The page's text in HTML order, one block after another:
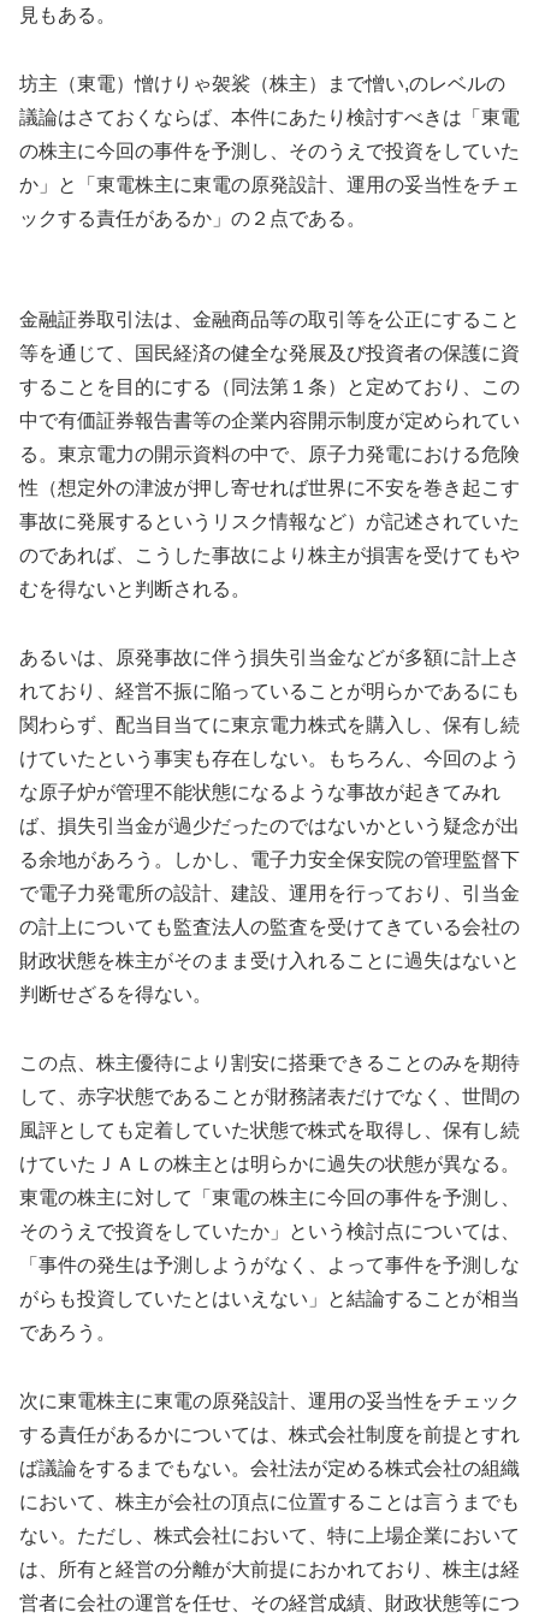
見もある。
坊主（東電）憎けりゃ袈裟（株主）まで憎い,のレベルの
議論はさておくならば、本件にあたり検討すべきは「東電
の株主に今回の事件を予測し、そのうえで投資をしていた
か」と「東電株主に東電の原発設計、運用の妥当性をチェ
ックする責任があるか」の２点である。
金融証券取引法は、金融商品等の取引等を公正にすること
等を通じて、国民経済の健全な発展及び投資者の保護に資
することを目的にする（同法第１条）と定めており、この
中で有価証券報告書等の企業内容開示制度が定められてい
る。東京電力の開示資料の中で、原子力発電における危険
性（想定外の津波が押し寄せれば世界に不安を巻き起こす
事故に発展するというリスク情報など）が記述されていた
のであれば、こうした事故により株主が損害を受けてもや
むを得ないと判断される。
あるいは、原発事故に伴う損失引当金などが多額に計上さ
れており、経営不振に陥っていることが明らかであるにも
関わらず、配当目当てに東京電力株式を購入し、保有し続
けていたという事実も存在しない。もちろん、今回のよう
な原子炉が管理不能状態になるような事故が起きてみれ
ば、損失引当金が過少だったのではないかという疑念が出
る余地があろう。しかし、電子力安全保安院の管理監督下
で電子力発電所の設計、建設、運用を行っており、引当金
の計上についても監査法人の監査を受けてきている会社の
財政状態を株主がそのまま受け入れることに過失はないと
判断せざるを得ない。
この点、株主優待により割安に搭乗できることのみを期待
して、赤字状態であることが財務諸表だけでなく、世間の
風評としても定着していた状態で株式を取得し、保有し続
けていたＪＡＬの株主とは明らかに過失の状態が異なる。
東電の株主に対して「東電の株主に今回の事件を予測し、
そのうえで投資をしていたか」という検討点については、
「事件の発生は予測しようがなく、よって事件を予測しな
がらも投資していたとはいえない」と結論することが相当
であろう。
次に東電株主に東電の原発設計、運用の妥当性をチェック
する責任があるかについては、株式会社制度を前提とすれ
ば議論をするまでもない。会社法が定める株式会社の組織
において、株主が会社の頂点に位置することは言うまでも
ない。ただし、株式会社において、特に上場企業において
は、所有と経営の分離が大前提におかれており、株主は経
営者に会社の運営を任せ、その経営成績、財政状態等につ